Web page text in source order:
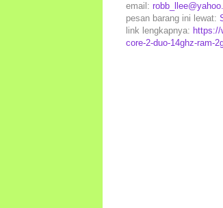
email:
pesan barang ini lewat:
link lengkapnya: https://
core-2-duo-14ghz-ram-